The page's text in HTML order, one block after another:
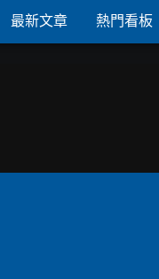
最新文章 熱門看板